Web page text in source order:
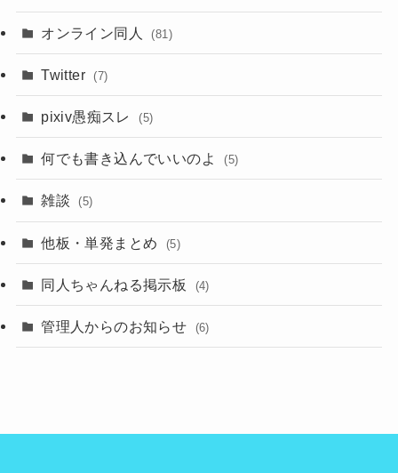
オンライン同人 (81)
Twitter (7)
pixiv愚痴スレ (5)
何でも書き込んでいいのよ (5)
雑談 (5)
他板・単発まとめ (5)
同人ちゃんねる掲示板 (4)
管理人からのお知らせ (6)